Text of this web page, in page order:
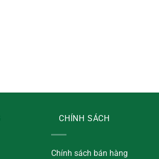
CHÍNH SÁCH
Chính sách bán hàng